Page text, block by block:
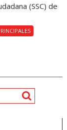
(SSC) de